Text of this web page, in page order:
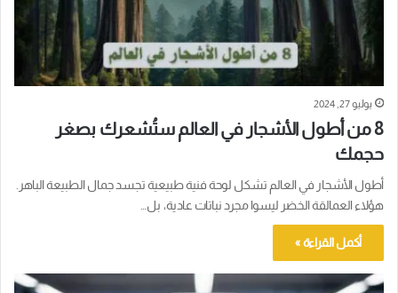
يوليو 27, 2024
8 من أطول الأشجار في العالم ستُشعرك بصغر
حجمك
أطول الأشجار في العالم تشكل لوحة فنية طبيعية تجسد جمال الطبيعة الباهر.
هؤلاء العمالقة الخضر ليسوا مجرد نباتات عادية، بل…
أكمل القراءة »